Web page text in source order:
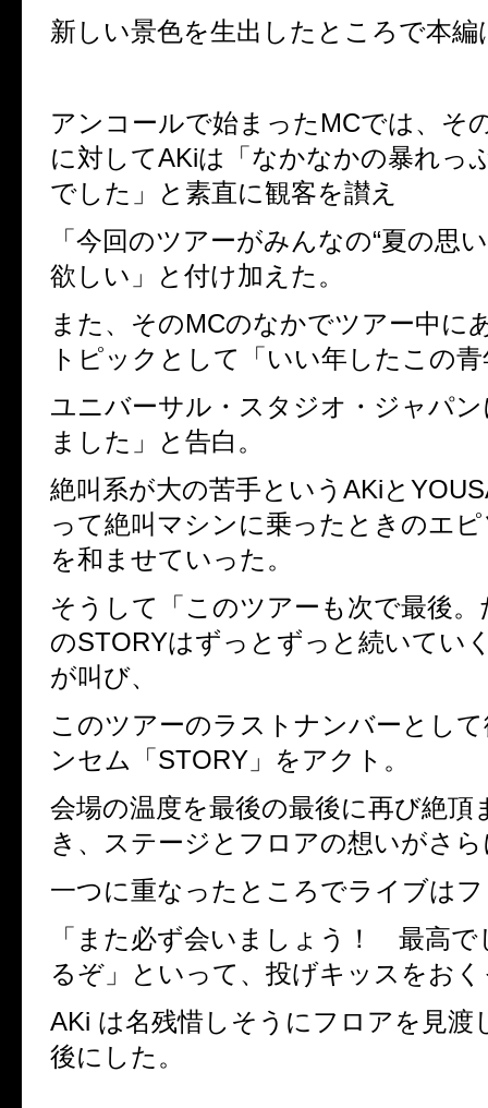
新しい景色を生出したところで本編
アンコールで始まった MCでは、そ
に対してAKiは「なかなかの暴れっ
でした」と素直に観客を讃え
「今回のツアーがみんなの“夏の思
欲しい」と付け加えた。
また、そのMCのなかでツアー中に
トピックとして「いい年したこの青
ユニバーサル・スタジオ・ジャパ
ました」と告白。
絶叫系が大の苦手という AKiと
って絶叫マシンに乗ったときのエ
を和ませていった。
そうして「このツアーも次で最後
のSTORYはずっとずっと続いてい
が叫び、
このツアーのラストナンバーとし
ンセム「 STORY 」をアクト。
会場の温度を最後の最後に再び絶頂
き、ステージとフロアの想いがさ
一つに重なったところでライブは
「また必ず会いましょう！ 最高で
るぞ」といって、投げキッスをお
AKi は名残惜しそうにフロアを見渡
後にした。